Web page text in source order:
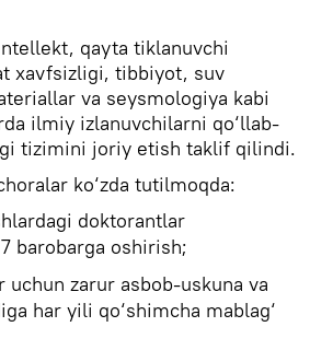
qayta tiklanuvchi
xavfsizligi, tibbiyot, suv
va seysmologiya kabi
ilmiy izlanuvchilarni qo‘llab-
tizimini joriy etish taklif qilindi.
ko‘zda tutilmoqda:
doktorantlar
barobarga oshirish;
zarur asbob-uskuna va
har yili qo‘shimcha mablag‘